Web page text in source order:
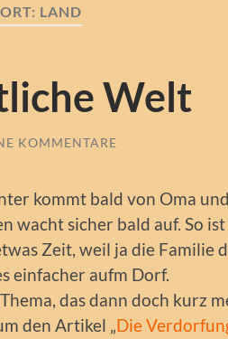
LAND
Welt
KOMMENTARE
kommt bald von Oma
wacht sicher bald auf. So
Zeit, weil ja die Familie
einfacher aufm Dorf.
das dann doch kurz
den Artikel „Die